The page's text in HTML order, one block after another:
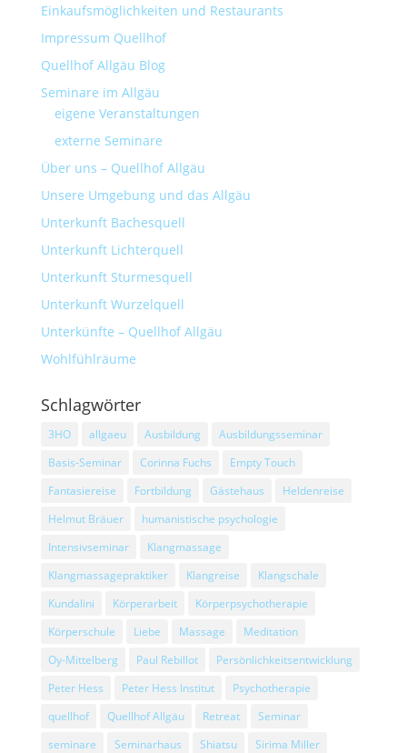
Einkaufsmöglichkeiten und Restaurants
Impressum Quellhof
Quellhof Allgäu Blog
Seminare im Allgäu
eigene Veranstaltungen
externe Seminare
Über uns – Quellhof Allgäu
Unsere Umgebung und das Allgäu
Unterkunft Bachesquell
Unterkunft Lichterquell
Unterkunft Sturmesquell
Unterkunft Wurzelquell
Unterkünfte – Quellhof Allgäu
Wohlfühlräume
Schlagwörter
3HO allgaeu Ausbildung
Ausbildungsseminar
Basis-Seminar
Corinna Fuchs
Empty Touch
Fantasiereise
Fortbildung Gästehaus
Heldenreise
Helmut Bräuer
humanistische psychologie
Intensivseminar
Klangmassage
Klangmassagepraktiker
Klangreise
Klangschale
Kundalini
Körperarbeit
Körperpsychotherapie
Körperschule
Liebe Massage
Meditation
Oy-Mittelberg
Paul Rebillot
Persönlichkeitsentwicklung
Peter Hess
Peter Hess Institut
Psychotherapie
quellhof
Quellhof Allgäu Retreat
Seminar
seminare
Seminarhaus Shiatsu
Sirima Miller